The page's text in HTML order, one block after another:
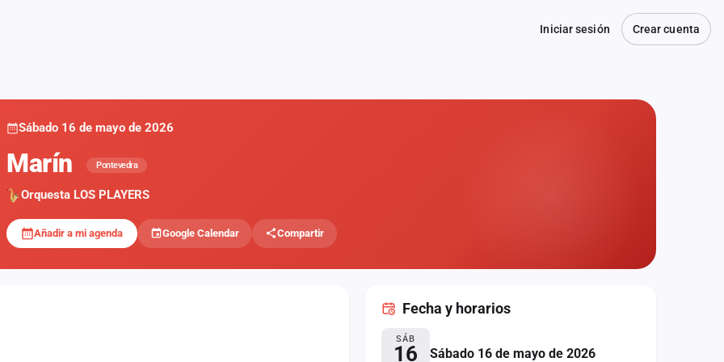
Iniciar sesión Crear cuenta
Sábado 16 de mayo de 2026
Marín Pontevedra
Orquesta LOS PLAYERS
Añadir a mi agenda Google Calendar Compartir
Fecha y horarios
SÁB
16 Sábado 16 de mayo de 2026